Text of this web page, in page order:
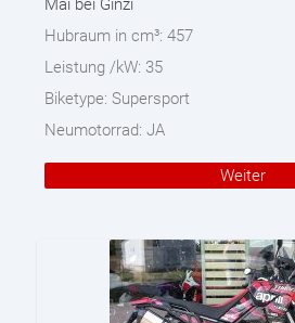
Mai bei Ginzi
Hubraum in cm³: 457
Leistung /kW: 35
Biketype: Supersport
Neumotorrad: JA
Weiter